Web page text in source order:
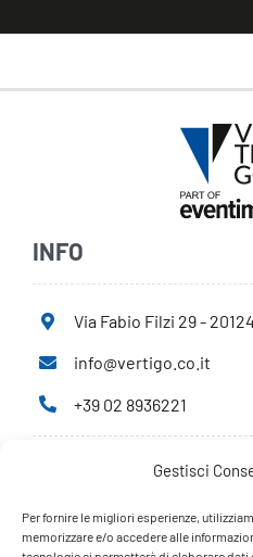
Gestisci
Per fornire le migliori esperienze,
memorizzare e/o accedere alle
INFO
Via Fabio Filzi 29 -
info@vertigo.co.it
+39 02 8936221
Privacy Policy
Cookie Policy